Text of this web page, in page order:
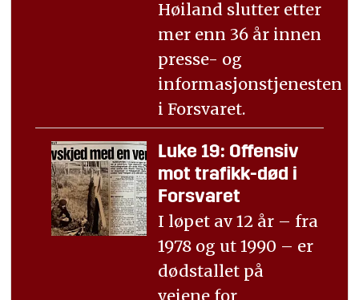
Høiland slutter etter
mer enn 36 år innen
presse- og
informasjonstjenesten
i Forsvaret.
Luke 19: Offensiv
mot trafikk-død i
Forsvaret
I løpet av 12 år – fra
1978 og ut 1990 – er
dødstallet på
veiene for